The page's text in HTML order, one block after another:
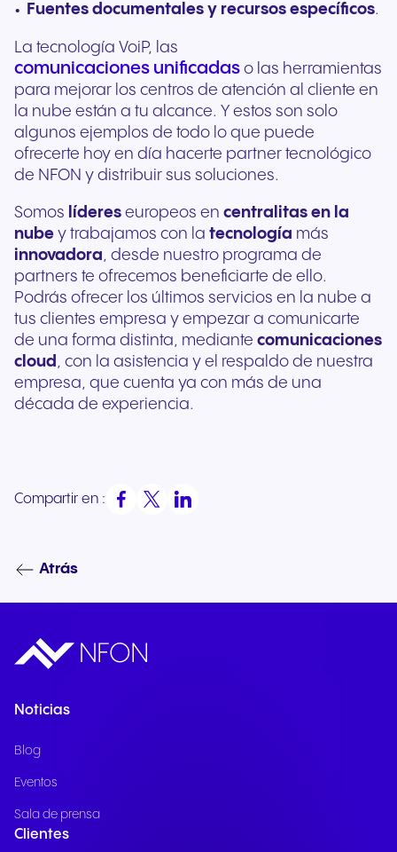
Fuentes documentales y recursos específicos.
La tecnología VoiP, las
comunicaciones unificadas o las herramientas
para mejorar los centros de atención al cliente en
la nube están a tu alcance. Y estos son solo
algunos ejemplos de todo lo que puede
ofrecerte hoy en día hacerte partner tecnológico
de NFON y distribuir sus soluciones.
Somos líderes europeos en centralitas en la
nube y trabajamos con la tecnología más
innovadora, desde nuestro programa de
partners te ofrecemos beneficiarte de ello.
Podrás ofrecer los últimos servicios en la nube a
tus clientes empresa y empezar a comunicarte
de una forma distinta, mediante comunicaciones
cloud , con la asistencia y el respaldo de nuestra
empresa, que cuenta ya con más de una
década de experiencia.
Compartir en :
Atrás
Noticias
Blog
Eventos
Sala de prensa
Clientes